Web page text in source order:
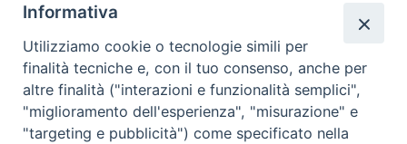
Comunicati Stampa
Il cordoglio dei Vescovi di Puglia per la morte di S.E.R. Mons. Agostino
Informativa
Utilizziamo cookie o tecnologie simili per
finalità tecniche e, con il tuo consenso, anche per
altre finalità ("interazioni e funzionalità semplici",
"miglioramento dell'esperienza", "misurazione" e
"targeting e pubblicità") come specificato nella